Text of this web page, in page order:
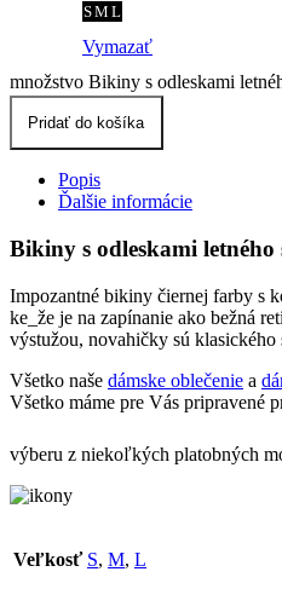
SM L
Vymazať
množstvo Bikiny s odleskami
Pridať do košíka
Popis
Ďalšie informácie
Bikiny s odleskami
Impozantné bikiny čiernej farby s
ke_že je na zapínanie ako bežná
výstužou, novahičky sú klasického
Všetko naše dámske oblečenie a
Všetko máme pre Vás pripravené
výberu z niekoľkých platobných
Veľkosť S, M, L